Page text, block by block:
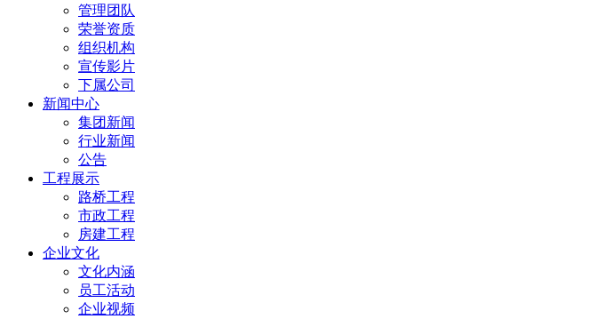
管理团队
荣誉资质
组织机构
宣传影片
下属公司
新闻中心
集团新闻
行业新闻
公告
工程展示
路桥工程
市政工程
房建工程
企业文化
文化内涵
员工活动
企业视频